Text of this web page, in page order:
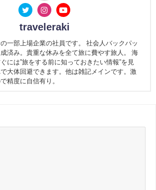
traveleraki
一部上場企業の社員です。 社会人バックパッ
済み。貴重な休みを全て旅に費やす旅人。 海
には”旅をする前に知っておきたい情報”を見
大体回避できます。他は雑記メインです。激
精度に自信有り。